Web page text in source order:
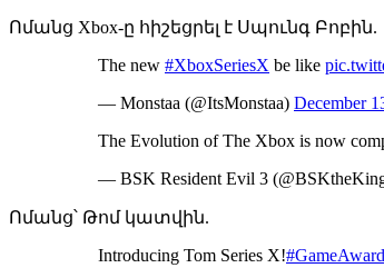
Ոմանց Xbox-ը հիշեցրել է Սպունգ Բոբին.
The new #XboxSeriesX be like
— Monstaa (@ItsMonstaa) December
The Evolution of The Xbox is now
— BSK Resident Evil 3
Ոմանց՝ Թոմ կատվին.
Introducing Tom Series X!